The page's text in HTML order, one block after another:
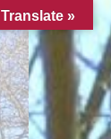
Translate »